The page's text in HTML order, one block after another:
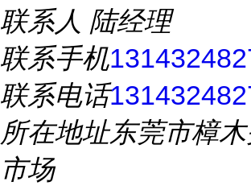
联系人 陆经理
联系手机
联系电话
所在地址东莞市樟
市场